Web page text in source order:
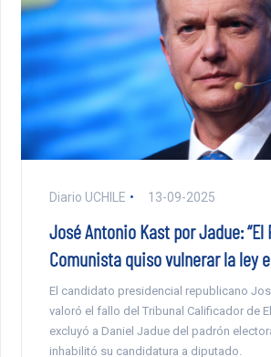
Diario UCHILE 13-09-2025
José Antonio Kast por Jadue: “El
Comunista quiso vulnerar la ley
El candidato presidencial republicano
valoró el fallo del Tribunal Calificador de
excluyó a Daniel Jadue del padrón
inhabilitó su candidatura a diputado.